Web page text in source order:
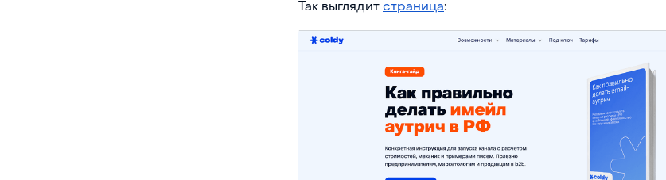
Так выглядит страница: